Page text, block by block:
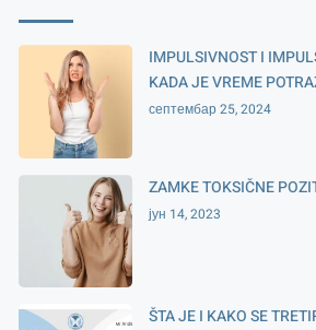
IMPULSIVNOST I
KADA JE VREME
септембар 25, 2024
ZAMKE TOKSIČNE
јун 14, 2023
ŠTA JE I KAKO SE